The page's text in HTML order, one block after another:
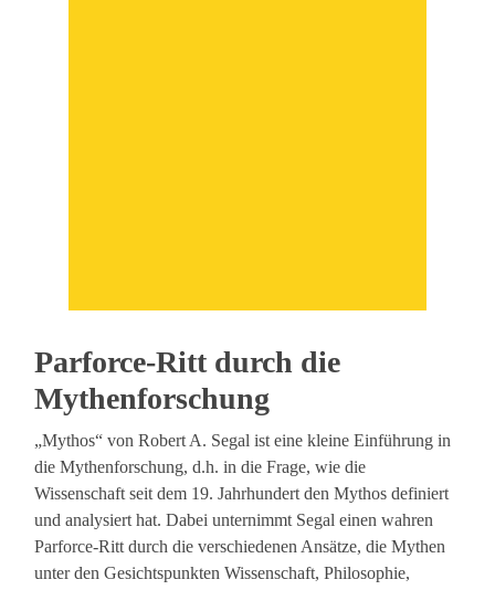
Parforce-Ritt durch die
Mythenforschung
„Mythos“ von Robert A. Segal ist eine kleine Einführung in
die Mythenforschung, d.h. in die Frage, wie die
Wissenschaft seit dem 19. Jahrhundert den Mythos definiert
und analysiert hat. Dabei unternimmt Segal einen wahren
Parforce-Ritt durch die verschiedenen Ansätze, die Mythen
unter den Gesichtspunkten Wissenschaft, Philosophie,